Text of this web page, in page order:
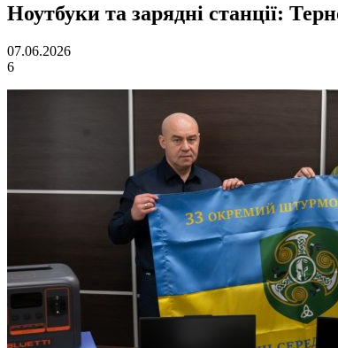
Ноутбуки та зарядні станції:
07.06.2026
6